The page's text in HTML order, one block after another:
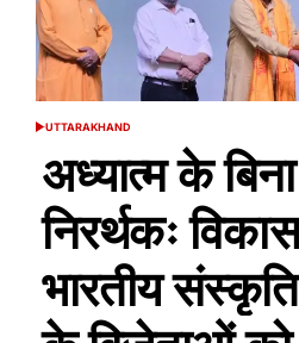
POSTED
UTTARAKHAND
अध्यात्म के
निरर्थकः
भारतीय संस्कृति